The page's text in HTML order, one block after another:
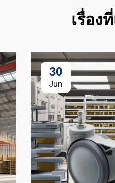
เรื่อง
30
Jun